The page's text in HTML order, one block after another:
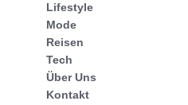
Lifestyle
Mode
Reisen
Tech
Über Uns
Kontakt